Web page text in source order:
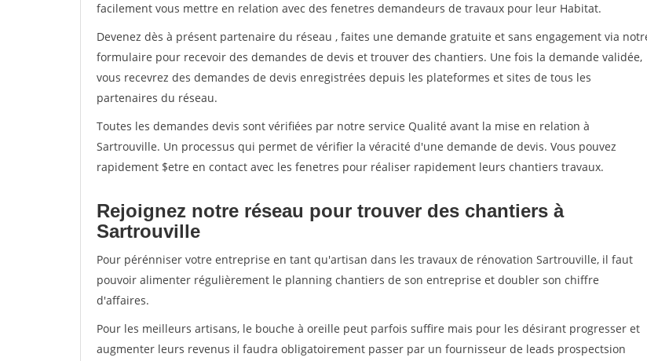
facilement vous mettre en relation avec des fenetres demandeurs de travaux pour leur Habitat.
Devenez dès à présent partenaire du réseau , faites une demande gratuite et sans engagement via
formulaire pour recevoir des demandes de devis et trouver des chantiers. Une fois la demande validée,
vous recevrez des demandes de devis enregistrées depuis les plateformes et sites de tous les
partenaires du réseau.
Toutes les demandes devis sont vérifiées par notre service Qualité avant la mise en relation à
Sartrouville. Un processus qui permet de vérifier la véracité d'une demande de devis. Vous pouvez
rapidement $etre en contact avec les fenetres pour réaliser rapidement leurs chantiers travaux.
Rejoignez notre réseau pour trouver des chantiers à
Sartrouville
Pour pérénniser votre entreprise en tant qu'artisan dans les travaux de rénovation Sartrouville, il faut
pouvoir alimenter régulièrement le planning chantiers de son entreprise et doubler son chiffre
d'affaires.
Pour les meilleurs artisans, le bouche à oreille peut parfois suffire mais pour les désirant progresser et
augmenter leurs revenus il faudra obligatoirement passer par un fournisseur de leads prospectsion